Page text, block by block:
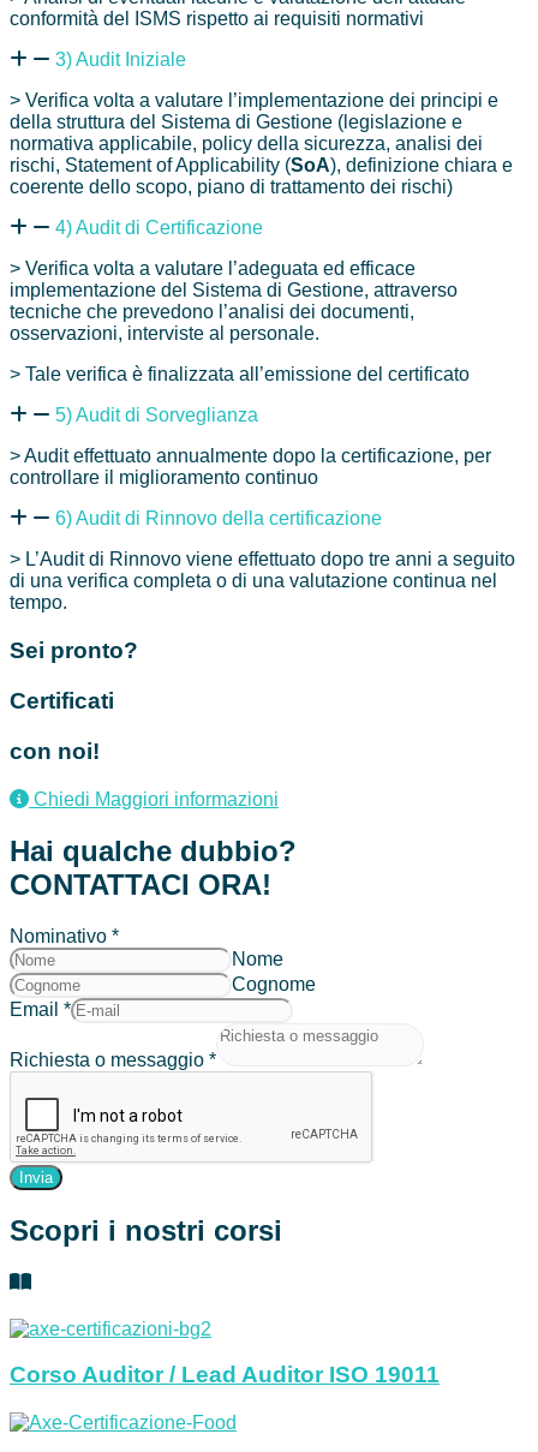
conformità del ISMS rispetto ai requisiti normativi
3) Audit Iniziale
> Verifica volta a valutare l’implementazione dei principi e
della struttura del Sistema di Gestione (legislazione e
normativa applicabile, policy della sicurezza, analisi dei
rischi, Statement of Applicability (SoA), definizione chiara e
coerente dello scopo, piano di trattamento dei rischi)
4) Audit di Certificazione
> Verifica volta a valutare l’adeguata ed efficace
implementazione del Sistema di Gestione, attraverso
tecniche che prevedono l’analisi dei documenti,
osservazioni, interviste al personale.
> Tale verifica è finalizzata all’emissione del certificato
5) Audit di Sorveglianza
> Audit effettuato annualmente dopo la certificazione, per
controllare il miglioramento continuo
6) Audit di Rinnovo della certificazione
> L’Audit di Rinnovo viene effettuato dopo tre anni a seguito
di una verifica completa o di una valutazione continua nel
tempo.
Sei pronto?
Certificati
con noi!
Chiedi Maggiori informazioni
Hai qualche dubbio?
CONTATTACI ORA!
Nominativo *
Nome
Cognome
Email *
Richiesta o messaggio *
Invia
Scopri i nostri corsi
Corso Auditor / Lead Auditor ISO 19011